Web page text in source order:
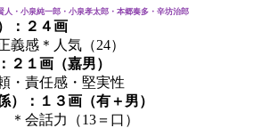
人・小泉純一郎・小泉孝太郎・本郷奏多・辛坊治郎
：２４画
義感＊人気（24）
２１画（嘉男）
・責任感・堅実性
）：１３画（有＋男）
会話力（13＝口）